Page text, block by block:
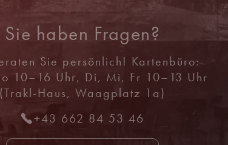
Sie haben Fragen?
Sie persönlich! Kartenbüro:
10–16 Uhr, Di, Mi, Fr 10–13 Uhr
(Trakl-Haus, Waagplatz 1a)
+43 662 84 53 46